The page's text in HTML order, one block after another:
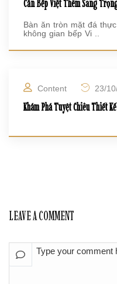
Căn Bếp Việt Thêm Sang
Bàn ăn tròn mặt đá
không gian bếp Vi ..
Content 23/
Khám Phá Tuyệt Chiêu Thiết
LEAVE A COMMENT